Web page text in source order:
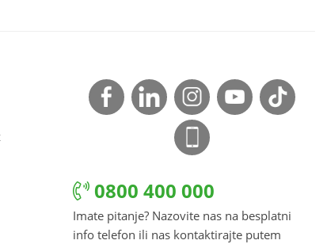
0800 400 000
Imate pitanje? Nazovite nas na besplatni
info telefon ili nas kontaktirajte putem